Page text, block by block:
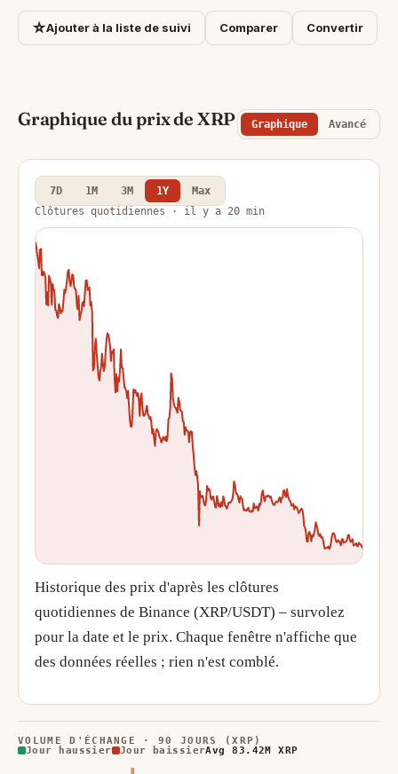
☆Ajouter à la liste de suivi Comparer Convertir
Graphique du prix de XRP Graphique Avancé
7D 1M 3M 1Y
Max
Clôtures quotidiennes · il y a 20 min
Historique des prix d'après les clôtures
quotidiennes de Binance (XRP/USDT) – survolez
pour la date et le prix. Chaque fenêtre n'affiche que
des données réelles ; rien n'est comblé.
VOLUME D'ÉCHANGE · 90 JOURS (XRP)
Jour haussier
Jour baissierAvg 83.42M XRP